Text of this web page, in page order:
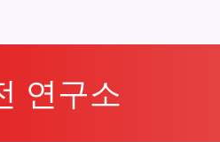
연구소